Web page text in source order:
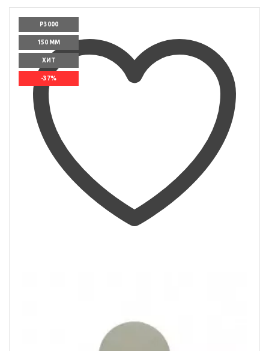
P3000
150 ММ
ХИТ
-37%